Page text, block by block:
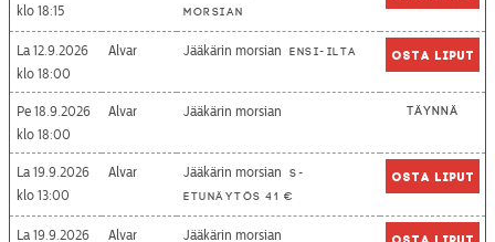
18:15
morsian
La 12.9.2026
18:00
Alvar Jääkärin morsian Ensi-ilta Osta liput
Pe 18.9.2026
18:00
Alvar Jääkärin morsian Täynnä
La 19.9.2026
13:00
Alvar Jääkärin morsian
S-
etunäytös 41 €
Osta liput
La 19.9.2026 Alvar Jääkärin morsian Osta liput